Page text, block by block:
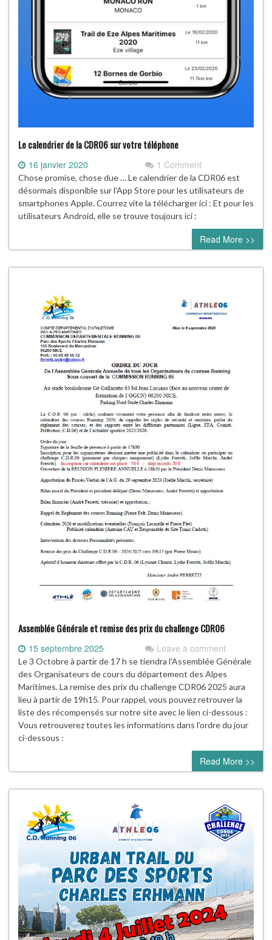
Le calendrier de la CDR06 sur votre téléphone
16 janvier 2020 1 Comment
Chose promise, chose due … Le calendrier de la CDR06 est
désormais disponible sur l’App Store pour les utilisateurs de
smartphones Apple. Courrez vite la télécharger ici : Et pour les
utilisateurs Android, elle se trouve toujours ici :
Read More >>
Assemblée Générale et remise des prix du challenge CDR06
15 septembre 2025 Leave a comment
Le 3 Octobre à partir de 17 h se tiendra l’Assemblée Générale
des Organisateurs de cours du département des Alpes
Maritimes. La remise des prix du challenge CDR06 2025 aura
lieu à partir de 19h15. Pour rappel, vous pouvez retrouver la
liste des récompensés sur notre site avec le lien ci-dessous :
Vous retrouverez toutes les informations dans l’ordre du jour
ci-dessous :
Read More >>